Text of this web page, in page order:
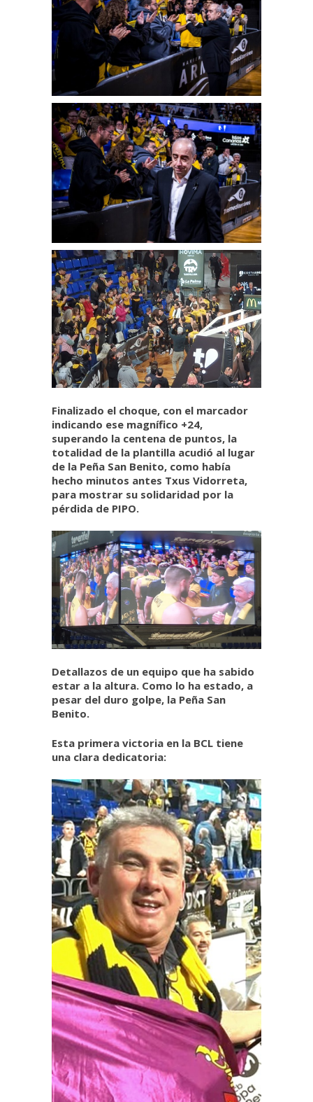
Finalizado el choque, con el marcador
indicando ese magnífico +24,
superando la centena de puntos, la
totalidad de la plantilla acudió al lugar
de la Peña San Benito, como había
hecho minutos antes Txus Vidorreta,
para mostrar su solidaridad por la
pérdida de PIPO.
Detallazos de un equipo que ha sabido
estar a la altura. Como lo ha estado, a
pesar del duro golpe, la Peña San
Benito.
Esta primera victoria en la BCL tiene
una clara dedicatoria: